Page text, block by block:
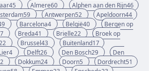
45 Almere60 Alphen aan den Rijn46
59 Antwerpen52 Apeldoorn44
Barcelona4 België40
Bergen op
7 Breda41 Brielle22
Broek op
Brussel43 Buitenland17
4 Delft26 Den Bosch29
Den
Dokkum24 Doorn5 Dordrecht51